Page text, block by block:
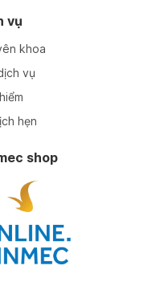
vụ
khoa
vụ
hẹn
shop